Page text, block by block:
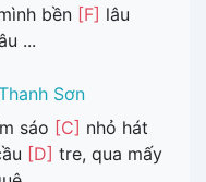
bền [F] lâu
...
Sơn
sáo [C] nhỏ hát
[D] tre, qua mấy